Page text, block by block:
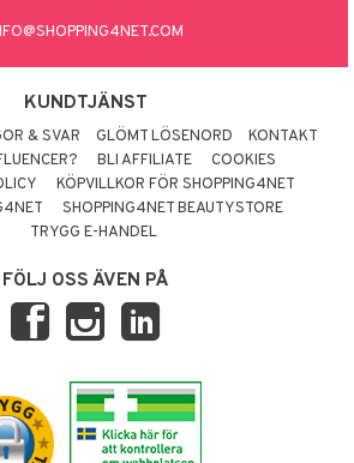
KUNDTJÄNST
& SVAR GLÖMT LÖSENORD
KONTAKT
BLI AFFILIATE
COOKIES
KÖPVILLKOR FÖR SHOPPING4NET
SHOPPING4NET BEAUTYSTORE
TRYGG E-HANDEL
FÖLJ OSS ÄVEN PÅ